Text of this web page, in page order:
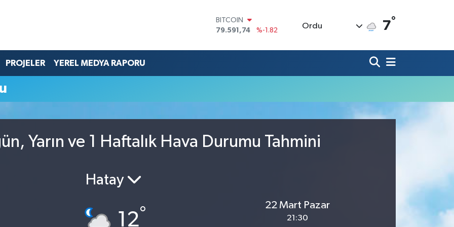
BITCOIN
79.591,74
%-1.82
45,43620
%0.02
BİST100
Ordu 7°
PROJELER YEREL MEDYA RAPORU
Yarın ve 1 Haftalık Hava Durumu Tahmini
Hatay
12°
22 Mart Pazar
21:30